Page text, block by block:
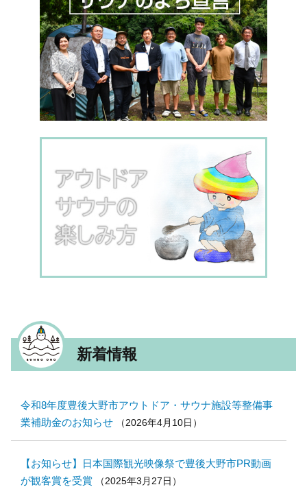
新着情報
令和8年度豊後大野市アウトドア・サウナ施設等整備事
業補助金のお知らせ（ 2026年4月10日 ）
【お知らせ】日本国際観光映像祭で豊後大野市PR動画
が観客賞を受賞（ 2025年3月27日 ）